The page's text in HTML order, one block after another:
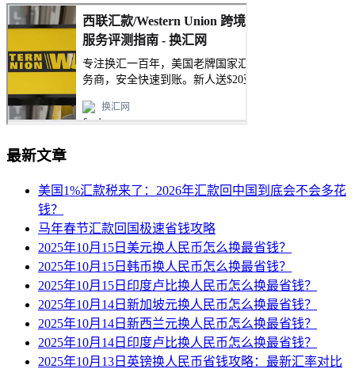
最新文章
美国1%汇款税来了：2026年汇款回中国到底会不会多花
钱？
马年春节汇款回国极速省钱攻略
2025年10月15日美元换人民币怎么换最省钱？
2025年10月15日韩币换人民币怎么换最省钱？
2025年10月15日印度卢比换人民币怎么换最省钱？
2025年10月14日新加坡元换人民币怎么换最省钱？
2025年10月14日新西兰元换人民币怎么换最省钱？
2025年10月14日印度卢比换人民币怎么换最省钱？
2025年10月13日英镑换人民币省钱攻略：最新汇率对比